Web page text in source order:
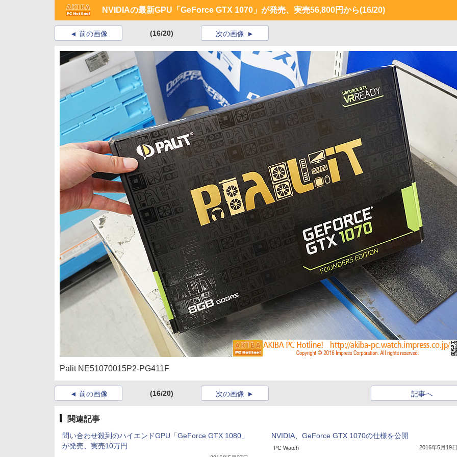
NVIDIAの最新GPU「GeForce GTX 1070」が発売、実売56,800円から(16/20)
前の画像 (16/20) 次の画像
Palit NE51070015P2-PG411F
前の画像 (16/20) 記事へ
次の画像
関連記事
問い合わせ殺到のハイエンドGPU「GeForce GTX 1080」
が発売、実売10万円
NVIDIA、GeForce GTX 1070の仕様を公開
PC Watch 2016年5月19日